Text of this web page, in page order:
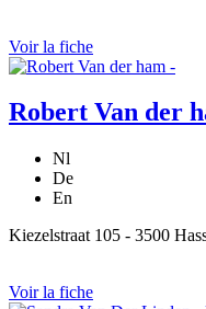
Voir la fiche
Robert Van der
Nl
De
En
Kiezelstraat 105 - 3500
Voir la fiche